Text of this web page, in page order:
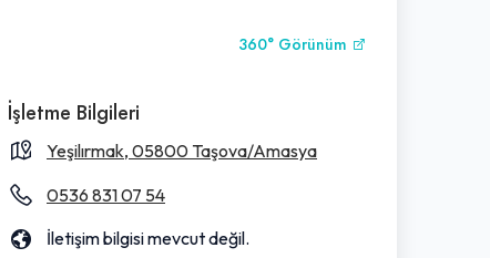
360° Görünüm
İşletme Bilgileri
Yeşilırmak, 05800 Taşova/Amasya
0536 831 07 54
İletişim bilgisi mevcut değil.